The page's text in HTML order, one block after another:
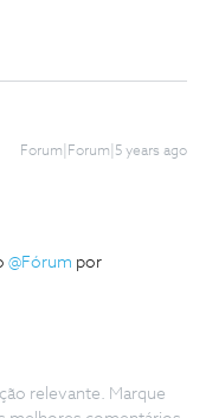
Forum|Forum|5 years ago
@Fórum por
relevante. Marque